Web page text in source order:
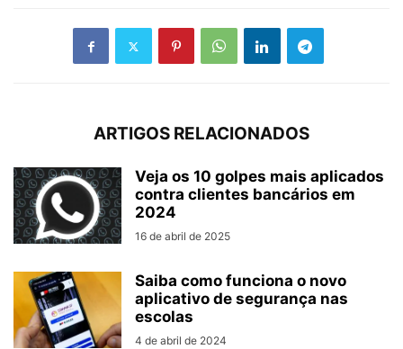
ARTIGOS RELACIONADOS
Veja os 10 golpes mais aplicados
contra clientes bancários em
2024
16 de abril de 2025
Saiba como funciona o novo
aplicativo de segurança nas
escolas
4 de abril de 2024